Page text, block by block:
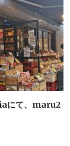
にて、maru2